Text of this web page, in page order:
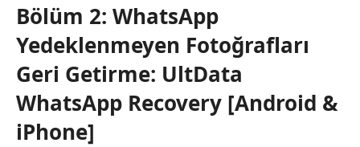
Bölüm 2: WhatsApp
Yedeklenmeyen Fotoğrafları
Geri Getirme: UltData
WhatsApp Recovery [Android &
iPhone]